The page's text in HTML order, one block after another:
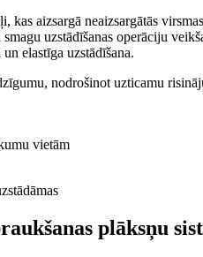
kas aizsargā neaizsargātās
uzstādīšanas operāciju
elastīga uzstādīšana.
nodrošinot uzticamu
vietām
plāksņu